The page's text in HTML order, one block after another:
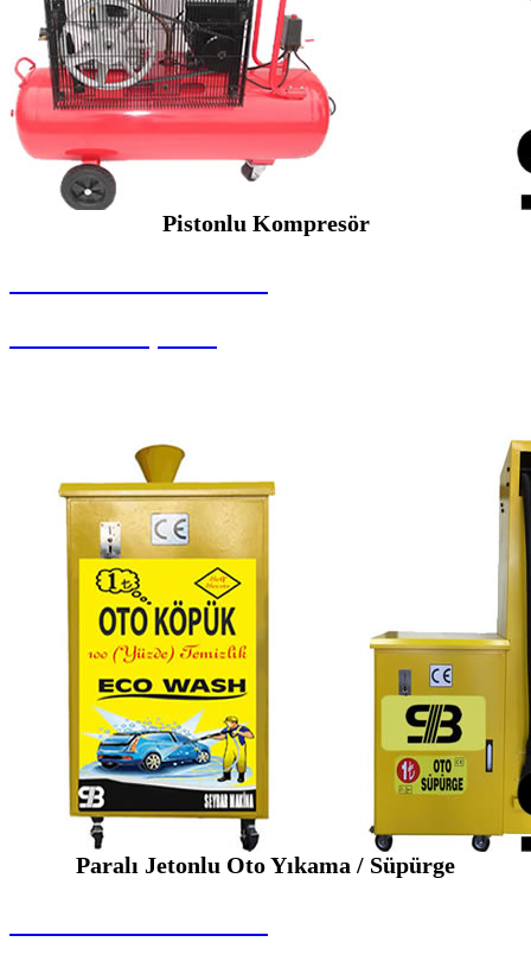
Pistonlu Kompresör
Paralı Jetonlu Oto Yıkama / Süpürge